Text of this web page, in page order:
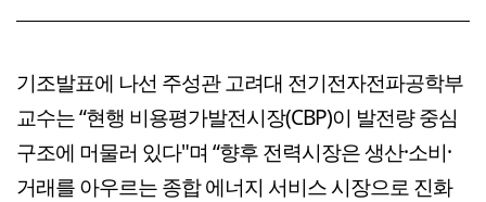
기조발표에 나선 주성관 고려대 전기전자전파공학부
교수는 “현행 비용평가발전시장(CBP)이 발전량 중심
구조에 머물러 있다"며 “향후 전력시장은 생산·소비·
거래를 아우르는 종합 에너지 서비스 시장으로 진화